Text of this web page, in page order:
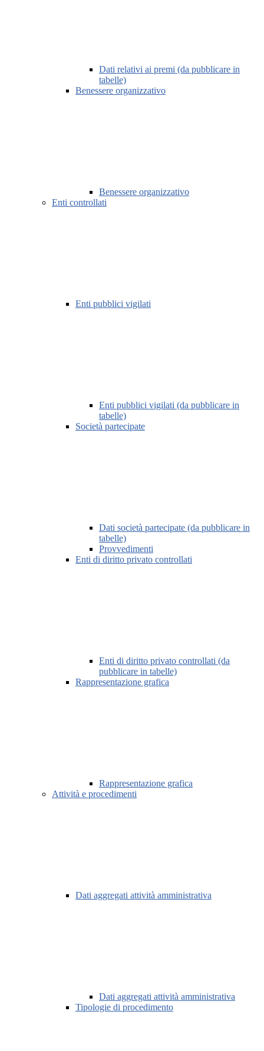
Dati relativi ai premi (da pubblicare in
tabelle)
Benessere organizzativo
Benessere organizzativo
Enti controllati
Enti pubblici vigilati
Enti pubblici vigilati (da pubblicare in
tabelle)
Società partecipate
Dati società partecipate (da pubblicare in
tabelle)
Provvedimenti
Enti di diritto privato controllati
Enti di diritto privato controllati (da
pubblicare in tabelle)
Rappresentazione grafica
Rappresentazione grafica
Attività e procedimenti
Dati aggregati attività amministrativa
Dati aggregati attività amministrativa
Tipologie di procedimento